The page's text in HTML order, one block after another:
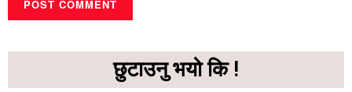
छुटाउनु भयो कि !